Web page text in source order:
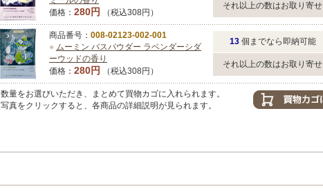
価格： 280円 （税込308円）
それ以上の数はお取り寄せ
商品番号： 008-02123-002-001
● ムーミン バスパウダー ラベンダーシダ
ーウッドの香り
価格： 280円 （税込308円）
13 個までなら即納可能
それ以上の数はお取り寄せ
数量をお選びいただき、まとめて買物カゴに入れられます。
写真をクリックすると、各商品の詳細説明が見られます。